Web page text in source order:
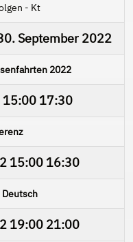
- Kt
September 2022
2022
15:00 17:30
15:00 16:30
Deutsch
19:00 21:00